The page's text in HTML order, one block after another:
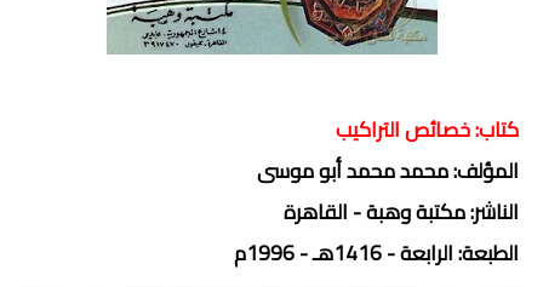
كتاب: خصائص التراكيب
المؤلف: محمد محمد أبو موسى
الناشر: مكتبة وهبة - القاهرة
الطبعة: الرابعة - 1416هـ - 1996م